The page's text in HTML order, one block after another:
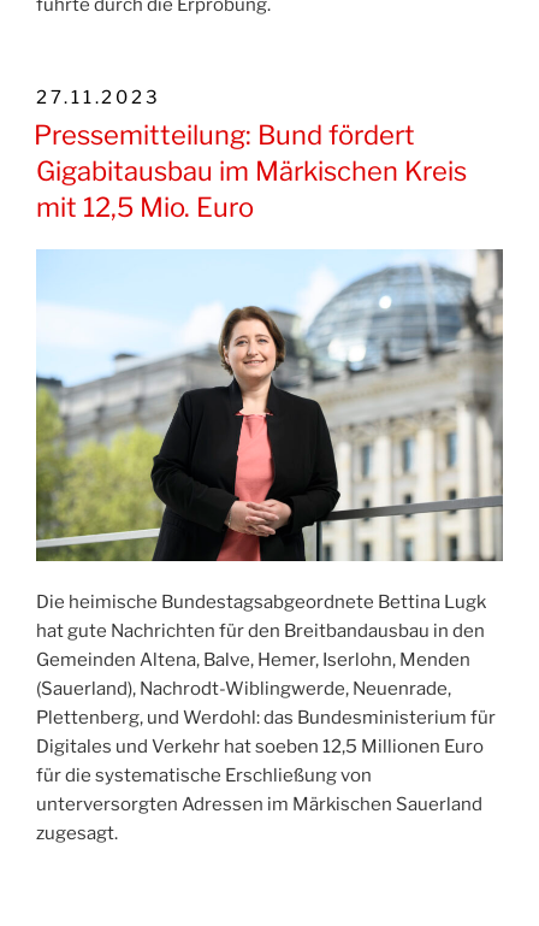
führte durch die Erprobung.
VERÖFFENTLICHT
AM
27.11.2023
Pressemitteilung: Bund fördert
Gigabitausbau im Märkischen Kreis
mit 12,5 Mio. Euro
Die heimische Bundestagsabgeordnete Bettina Lugk
hat gute Nachrichten für den Breitbandausbau in den
Gemeinden Altena, Balve, Hemer, Iserlohn, Menden
(Sauerland), Nachrodt-Wiblingwerde, Neuenrade,
Plettenberg, und Werdohl: das Bundesministerium für
Digitales und Verkehr hat soeben 12,5 Millionen Euro
für die systematische Erschließung von
unterversorgten Adressen im Märkischen Sauerland
zugesagt.